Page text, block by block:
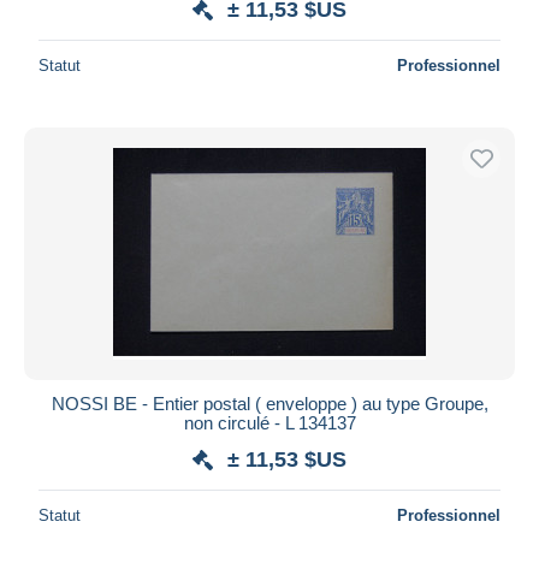
± 11,53 $US
Statut Professionnel
NOSSI BE - Entier postal ( enveloppe ) au type Groupe,
non circulé - L 134137
± 11,53 $US
Statut Professionnel